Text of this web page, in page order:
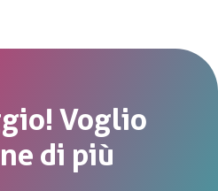
Voglio
di più